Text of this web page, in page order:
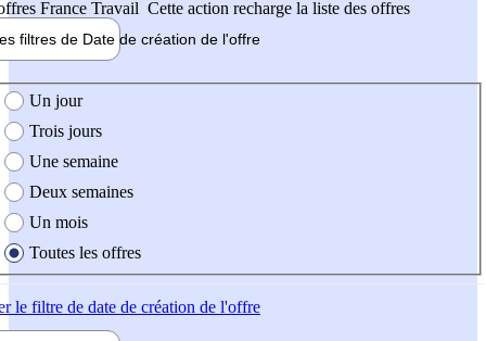
France Travail Cette action recharge la liste des offres
filtres de Date de création de l'offre
création de l'offre
Un jour
Trois jours
Une semaine
Deux semaines
Un mois
Toutes les offres
le filtre de date de création de l'offre